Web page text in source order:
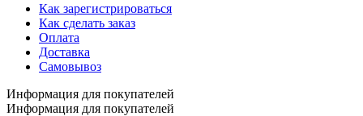
Как зарегистрироваться
Как сделать заказ
Оплата
Доставка
Самовывоз
Информация для покупателей
Информация для покупателей